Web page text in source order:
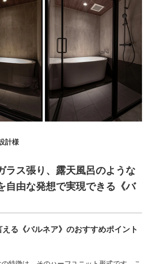
計様
ラス張り、露天風呂のような
自由な発想で実現できる《バ
る《バルネア》のおすすめポイント